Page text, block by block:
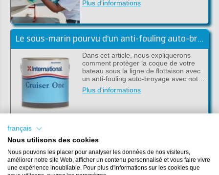
Plus d'informations
Le sous-marin pourvu d'un anti-fouling auto-broyant
Dans cet article, nous expliquerons
comment protèger la coque de votre
bateau sous la ligne de flottaison avec
un anti-fouling auto-broyage avec not…
Plus d'informations
Parfois, vous souhaitez vous occuper
beaucoup de votre bateau et enlever la
vieille peinture ou le revêtement
antisalissure afin de pouvoir
français
Nous utilisons des cookies
Nous pouvons les placer pour analyser les données de nos visiteurs,
améliorer notre site Web, afficher un contenu personnalisé et vous faire vivre
une expérience inoubliable. Pour plus d'informations sur les cookies que